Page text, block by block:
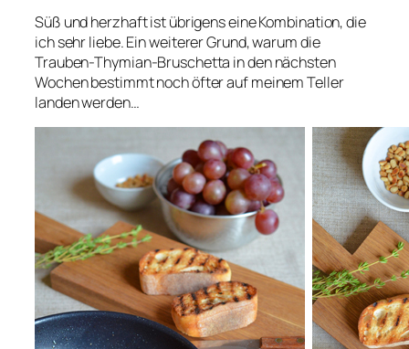
Süß und herzhaft ist übrigens eine Kombination, die
ich sehr liebe. Ein weiterer Grund, warum die
Trauben-Thymian-Bruschetta in den nächsten
Wochen bestimmt noch öfter auf meinem Teller
landen werden…